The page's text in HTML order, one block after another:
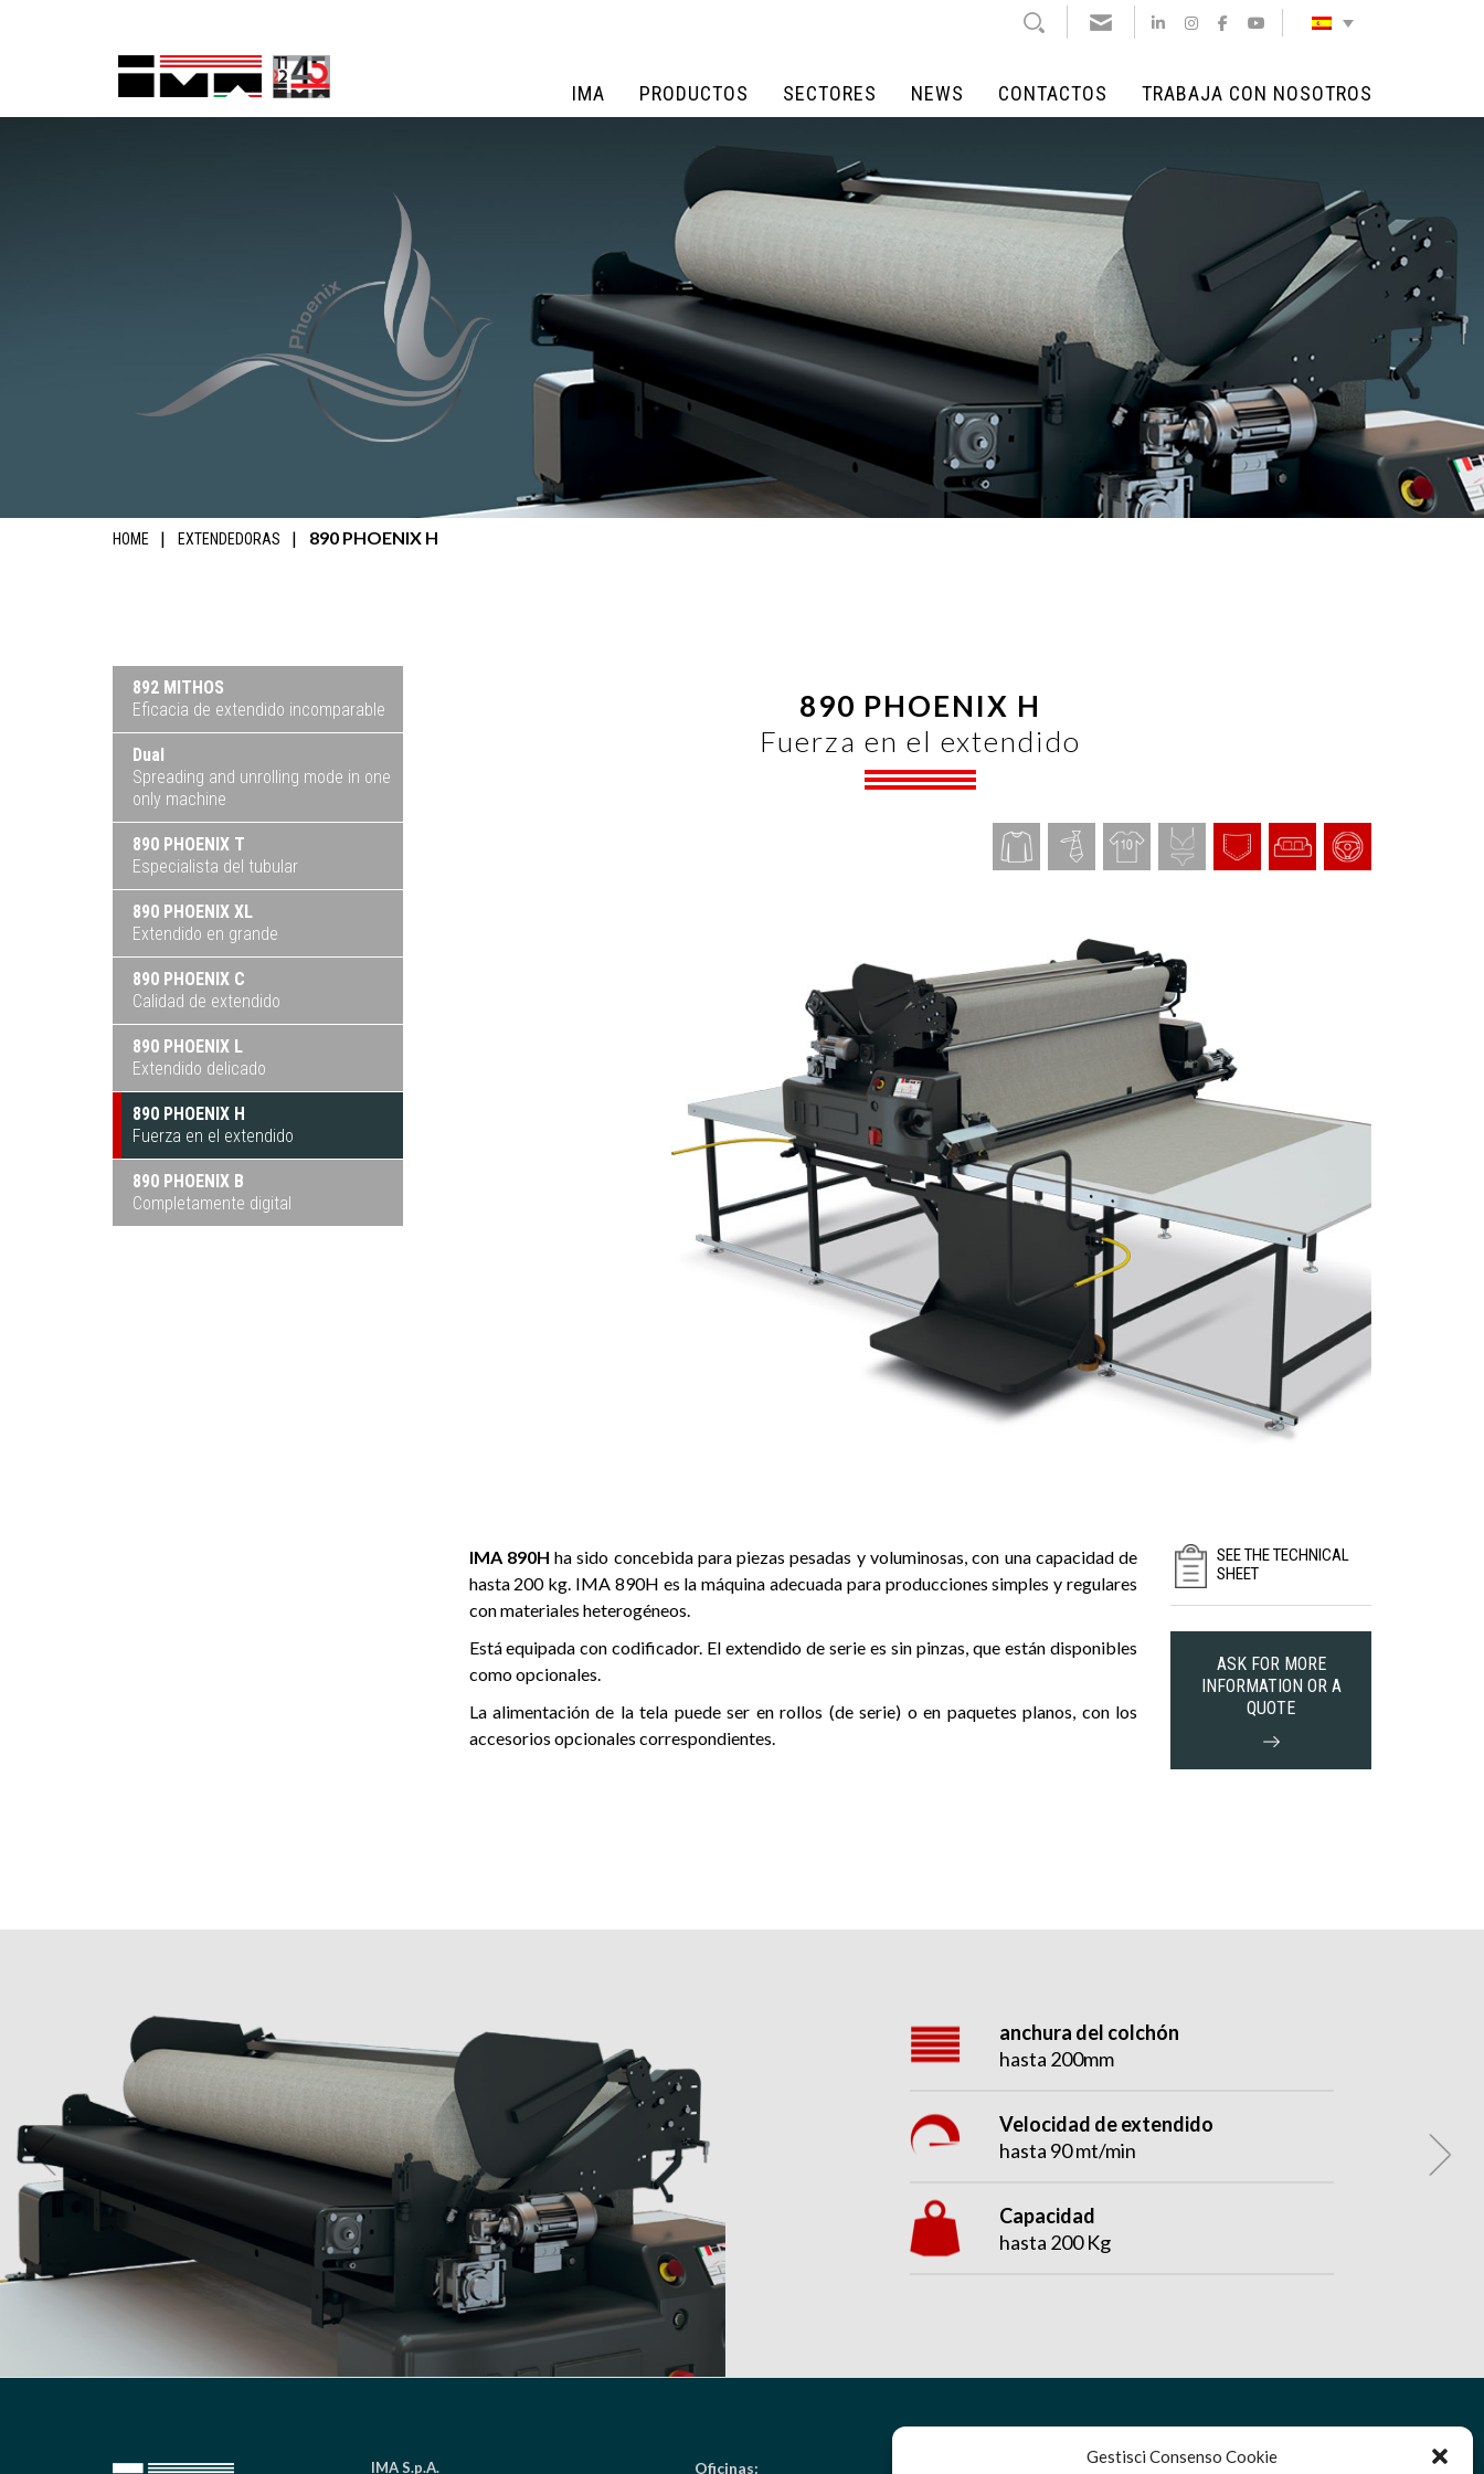
Gestisci Consenso Cookie
CONTACTOS TRABAJA CON NOSOTROS
IMA PRODUCTOS SECTORES NEWS CONTACTOS TRABAJA CON NOSOTROS
HOME EXTENDEDORAS 890 PHOENIX H
892 MITHOS
Eficacia de extendido incomparable
Dual
Spreading and unrolling mode in one
only machine
890 PHOENIX T
Especialista del tubular
890 PHOENIX XL
Extendido en grande
890 PHOENIX C
Calidad de extendido
890 PHOENIX L
Extendido delicado
890 PHOENIX H
Fuerza en el extendido
890 PHOENIX B
Completamente digital
890 PHOENIX H
Fuerza en el extendido
IMA 890H ha sido concebida para piezas pesadas y voluminosas, con una capacidad de
hasta 200 kg. IMA 890H es la máquina adecuada para producciones simples y regulares
con materiales heterogéneos.
Está equipada con codificador. El extendido de serie es sin pinzas, que están disponibles
como opcionales.
La alimentación de la tela puede ser en rollos (de serie) o en paquetes planos, con los
accesorios opcionales correspondientes.
SEE THE TECHNICAL
SHEET
ASK FOR MORE
INFORMATION OR A
QUOTE
anchura del colchón
hasta 200mm
Velocidad de extendido
hasta 90 mt/min
Capacidad
hasta 200 Kg
IMA S.p.A. Oficinas: Para recibir y enviar la mercancía: